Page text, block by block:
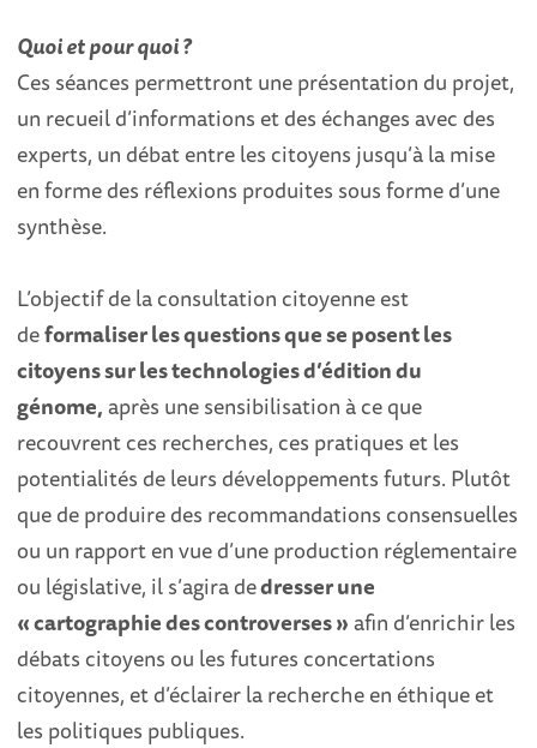
Quoi et pour quoi ?
Ces séances permettront une présentation du projet,
un recueil d’informations et des échanges avec des
experts, un débat entre les citoyens jusqu’à la mise
en forme des réflexions produites sous forme d’une
synthèse.
L’objectif de la consultation citoyenne est
deformaliser les questions que se posent les
citoyens sur les technologies d’édition du
génome,après une sensibilisation à ce que
recouvrent ces recherches, ces pratiques et les
potentialités de leurs développements futurs. Plutôt
que de produire des recommandations consensuelles
ou un rapport en vue d’une production réglementaire
ou législative, il s’agira dedresser une
« cartographie des controverses »afin d’enrichir les
débats citoyens ou les futures concertations
citoyennes, et d’éclairer la recherche en éthique et
les politiques publiques.